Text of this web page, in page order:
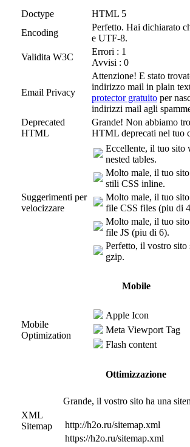
Doctype
HTML 5
Encoding
Perfetto. Hai dichiarato
e UTF-8.
Validita W3C
Errori : 1
Avvisi : 0
Email Privacy
Attenzione! E stato
indirizzo mail in plain
protector gratuito per
indirizzi mail agli
Deprecated
HTML
Grande! Non abbiamo
HTML deprecati nel tuo
Suggerimenti per
velocizzare
Eccellente, il tuo sito
nested tables.
Molto male, il tuo
stili CSS inline.
Molto male, il tuo
file CSS files (piu di
Molto male, il tuo
file JS (piu di 6).
Perfetto, il vostro sito
gzip.
Mobile
Mobile
Optimization
Apple Icon
Meta Viewport Tag
Flash content
Ottimizzazione
XML
Sitemap
Grande, il vostro sito ha una
http://h2o.ru/sitemap.xml
https://h2o.ru/sitemap.xml